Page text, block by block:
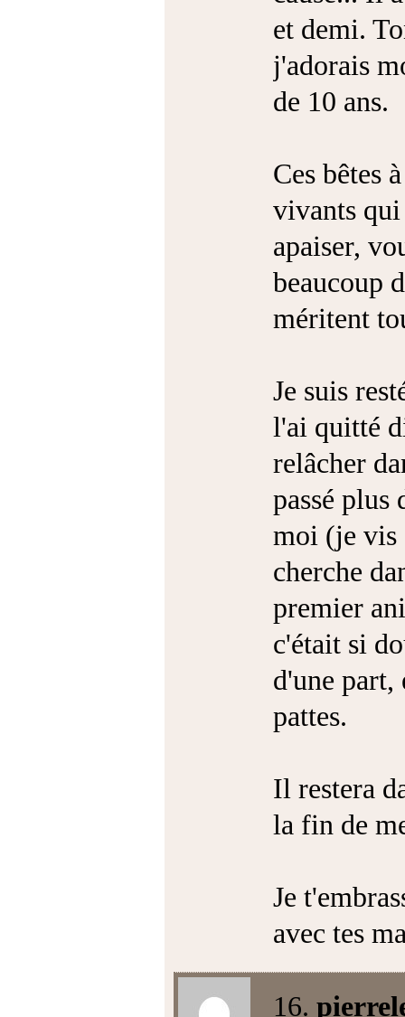
et demi.
j'adorais
de 10 ans.
Ces bêtes
vivants
apaiser,
beaucoup
méritent
Je suis
l'ai quitté
relâcher
passé plus
moi (je vis
cherche
premier
c'était si
d'une part,
pattes.
Il restera
la fin de
Je
avec tes
16.